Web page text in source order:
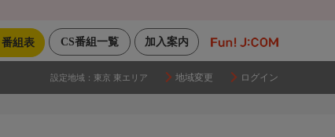
加入案内
CS番組一覧
番組表
設定地域： 東京 東エリア 地域変更 ログイン